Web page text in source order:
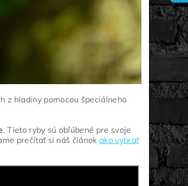
z hladiny pomocou špeciálneho
. Tieto ryby sú obľúbené pre svoje
prečítať si náš článokako vybrať